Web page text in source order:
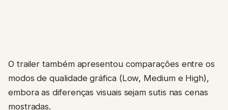
O trailer também apresentou comparações entre os
modos de qualidade gráfica (Low, Medium e High),
embora as diferenças visuais sejam sutis nas cenas
mostradas.